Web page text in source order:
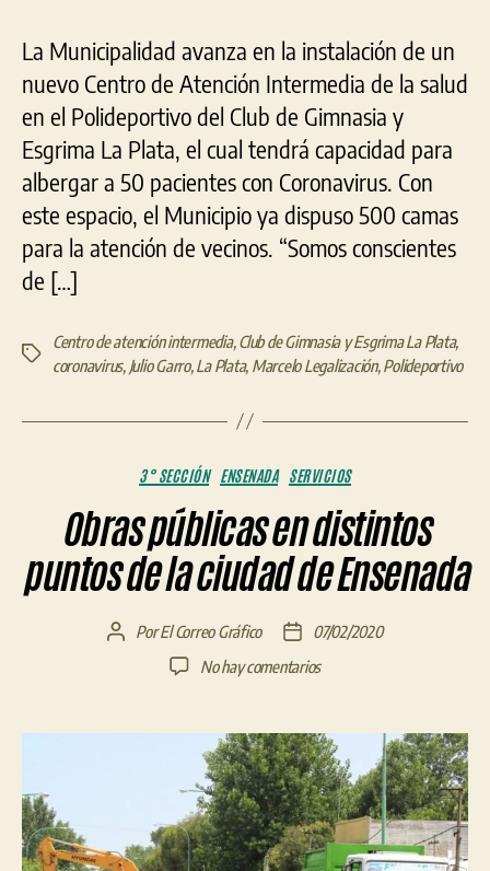
500
camas
de
emergencia
La Municipalidad avanza en la instalación de un
nuevo Centro de Atención Intermedia de la salud
en el Polideportivo del Club de Gimnasia y
Esgrima La Plata, el cual tendrá capacidad para
albergar a 50 pacientes con Coronavirus. Con
este espacio, el Municipio ya dispuso 500 camas
para la atención de vecinos. “Somos conscientes
de […]
Etiquetas
Centro de atención intermedia,Club de Gimnasia y Esgrima La Plata,
coronavirus, Julio Garro,La Plata, Marcelo Legalización,Polideportivo
Categorías
3° SECCIÓN ENSENADA SERVICIOS
Obras públicas en distintos
puntos de la ciudad de Ensenada
AutorPorEl Correo Gráfico
Fecha
de
07/02/2020
No hay comentariosen
en
distintos
puntos
de
la
ciudad